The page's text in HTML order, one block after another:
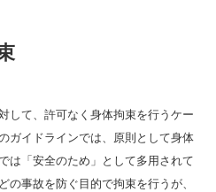
して、許可なく身体拘束を行うケー
ガイドラインでは、原則として身体
は「安全のため」として多用されて
の事故を防ぐ目的で拘束を行うが、